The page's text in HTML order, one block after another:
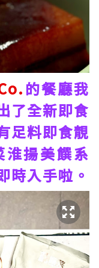
的餐廳我
了全新即食
足料即食靚
揚美饌系
時入手啦。